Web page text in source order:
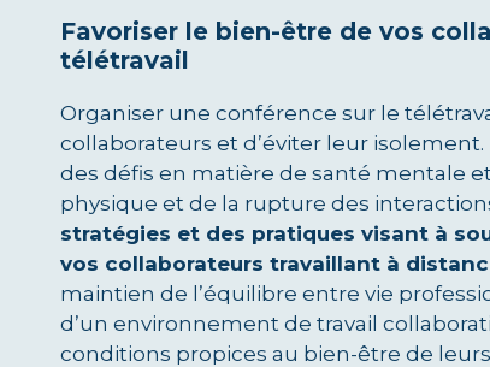
Favoriser le bien-être de vos
télétravail
Organiser une conférence sur le
collaborateurs et d’éviter leur
des défis en matière de santé mentale
physique et de la rupture des
stratégies et des pratiques visant à
vos collaborateurs travaillant à
maintien de l’équilibre entre vie
d’un environnement de travail
conditions propices au bien-être de